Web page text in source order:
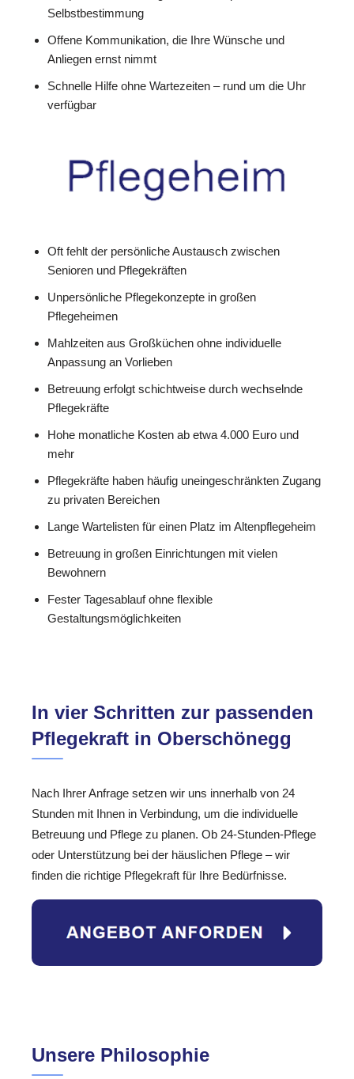
Selbstbestimmung
Offene Kommunikation, die Ihre Wünsche und
Anliegen ernst nimmt
Schnelle Hilfe ohne Wartezeiten – rund um die Uhr
verfügbar
Oft fehlt der persönliche Austausch zwischen
Senioren und Pflegekräften
Unpersönliche Pflegekonzepte in großen
Pflegeheimen
Mahlzeiten aus Großküchen ohne individuelle
Anpassung an Vorlieben
Betreuung erfolgt schichtweise durch wechselnde
Pflegekräfte
Hohe monatliche Kosten ab etwa 4.000 Euro und
mehr
Pflegekräfte haben häufig uneingeschränkten Zugang
zu privaten Bereichen
Lange Wartelisten für einen Platz im Altenpflegeheim
Betreuung in großen Einrichtungen mit vielen
Bewohnern
Fester Tagesablauf ohne flexible
Gestaltungsmöglichkeiten
In vier Schritten zur passenden
Pflegekraft in Oberschönegg
Nach Ihrer Anfrage setzen wir uns innerhalb von 24
Stunden mit Ihnen in Verbindung, um die individuelle
Betreuung und Pflege zu planen. Ob 24-Stunden-Pflege
oder Unterstützung bei der häuslichen Pflege – wir
finden die richtige Pflegekraft für Ihre Bedürfnisse.
Unsere Philosophie